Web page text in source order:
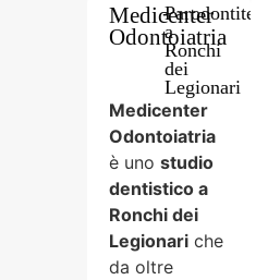
Medicenter
Odontoiatria
-Parodontite
a
Ronchi
dei
Legionari
Medicenter
Odontoiatria
è uno studio
dentistico a
Ronchi dei
Legionari che
da oltre